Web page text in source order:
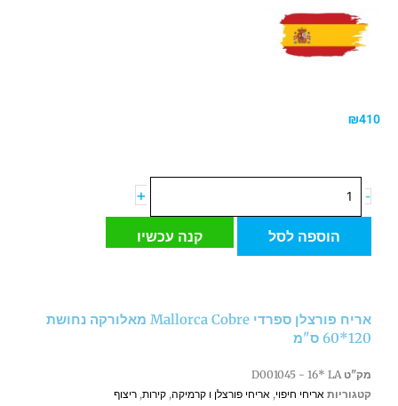
₪410
-
של
פורצלן
מאלורקה
נחושת
ס"מ
+
הוספה לסל קנה עכשיו
אריח פורצלן ספרדי Mallorca Cobre מאלורקה נחושת
120*60 ס"מ
מק"ט D001045 - 16* LA
קטגוריות אריחי חיפוי, אריחי פורצלן ו קרמיקה, קירות, ריצוף